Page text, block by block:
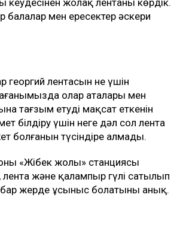
балалар мен ересектер әскери
георгий лентасын не үшін
олар аталары мен
тағзым етуді мақсат еткенін
білдіру үшін неге дәл сол лента
болғанын түсіндіре алмады.
«Жібек жолы» станциясы
лента және қалампыр гүлі сатылып
жерде ұсыныс болатыны анық.